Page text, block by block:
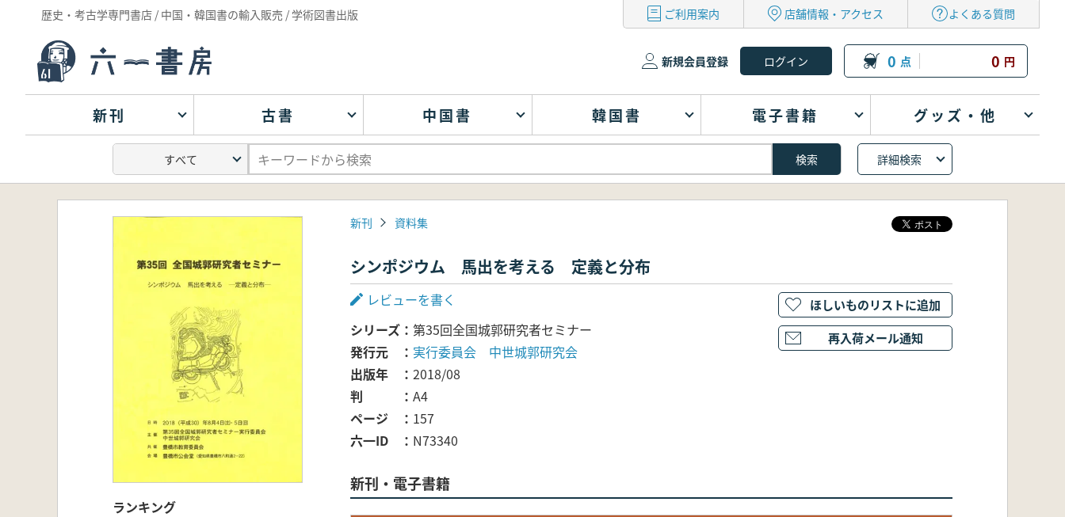
歴史・考古学専門書店 / 中国・韓国書の輸入販売 / 学術図書出版 ご利用案内 店舗情報・アクセス よくある質問
新規会員登録 0 点 0 円
新刊 古書 中国書 韓国書 電子書籍 グッズ・他
詳細検索
ランキング
新刊 資料集
シンポジウム 馬出を考える 定義と分布
レビューを書く
シリーズ
第35回全国城郭研究者セミナー
発行元
実行委員会 中世城郭研究会
出版年
2018/08
判
A4
ページ
157
六一ID
N73340
新刊・電子書籍
ほしいものリストに追加
再入荷メール通知